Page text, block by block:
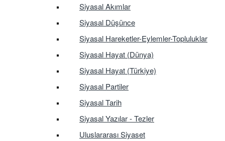
Siyasal Akımlar
Siyasal Düşünce
Siyasal Hareketler-Eylemler-Topluluklar
Siyasal Hayat (Dünya)
Siyasal Hayat (Türkiye)
Siyasal Partiler
Siyasal Tarih
Siyasal Yazılar - Tezler
Uluslararası Siyaset